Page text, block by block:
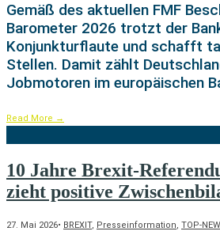
Gemäß des aktuellen FMF
Barometer 2026 trotzt der
Konjunkturflaute und schafft
Stellen. Damit zählt
Jobmotoren im europäischen
Read More →
10 Jahre Brexit-
zieht positive
27. Mai 2026• BREXIT, Presseinformation, TOP-